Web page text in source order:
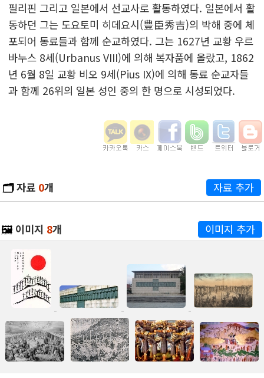
필리핀 그리고 일본에서 선교사로 활동하였다. 일본에서 활
동하던 그는 도요토미 히데요시(豊臣秀吉)의 박해 중에 체
포되어 동료들과 함께 순교하였다. 그는 1627년 교황 우르
바누스 8세(Urbanus VIII)에 의해 복자품에 올랐고, 1862
년 6월 8일 교황 비오 9세(Pius IX)에 의해 동료 순교자들
과 함께 26위의 일본 성인 중의 한 명으로 시성되었다.
🗂️자료 0개 자료 추가
🖼️ 이미지 8개 이미지 추가